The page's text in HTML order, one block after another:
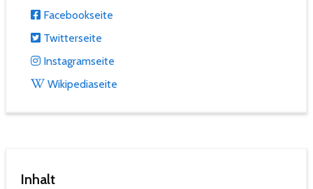
Facebookseite
Twitterseite
Instagramseite
Wikipediaseite
Inhalt